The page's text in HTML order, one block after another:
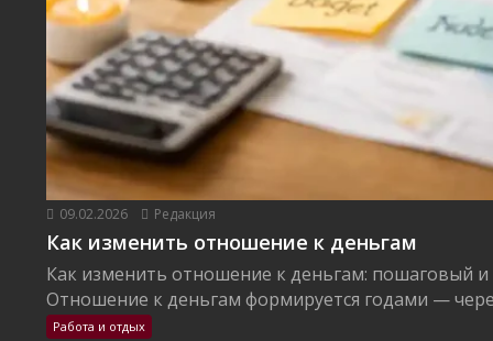
09.02.2026 Редакция
Как изменить отношение к деньгам
Как изменить отношение к деньгам: пошаговый
Отношение к деньгам формируется годами —
Работа и отдых